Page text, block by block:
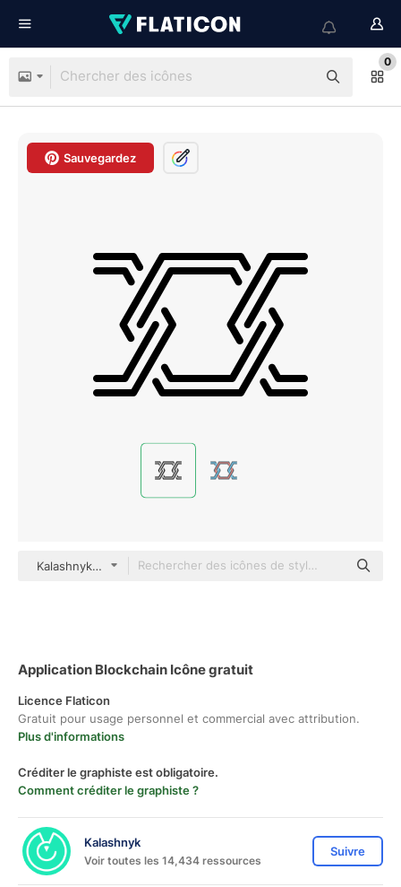
0
Sauvegardez
Kalashnyk Detailed Outline
Application Blockchain Icône gratuit
Licence Flaticon
Gratuit pour usage personnel et commercial avec attribution.
Plus d'informations
Créditer le graphiste est obligatoire.
Comment créditer le graphiste ?
Kalashnyk
Voir toutes les 14,434 ressources
Suivre